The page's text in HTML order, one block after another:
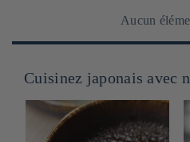
Aucun
Cuisinez japonais avec